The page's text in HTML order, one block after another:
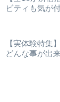
ビティも気が
【実体験特
どんな事が出